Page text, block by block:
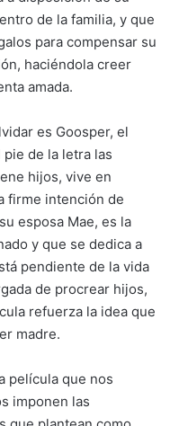
de la familia, y que
para compensar su
haciéndola creer
amada.
es Goosper, el
de la letra las
hijos, vive en
firme intención de
esposa Mae, es la
y que se dedica a
pendiente de la vida
de procrear hijos,
refuerza la idea que
madre.
película que nos
imponen las